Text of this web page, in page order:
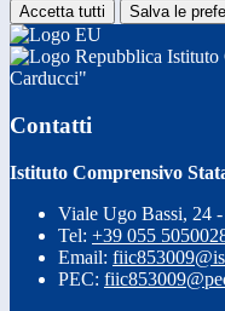
Accetta tutti Salva le
Istituto
Carducci"
Contatti
Istituto Comprensivo
Viale Ugo Bassi, 24
Tel: +39 055
Email:
PEC: